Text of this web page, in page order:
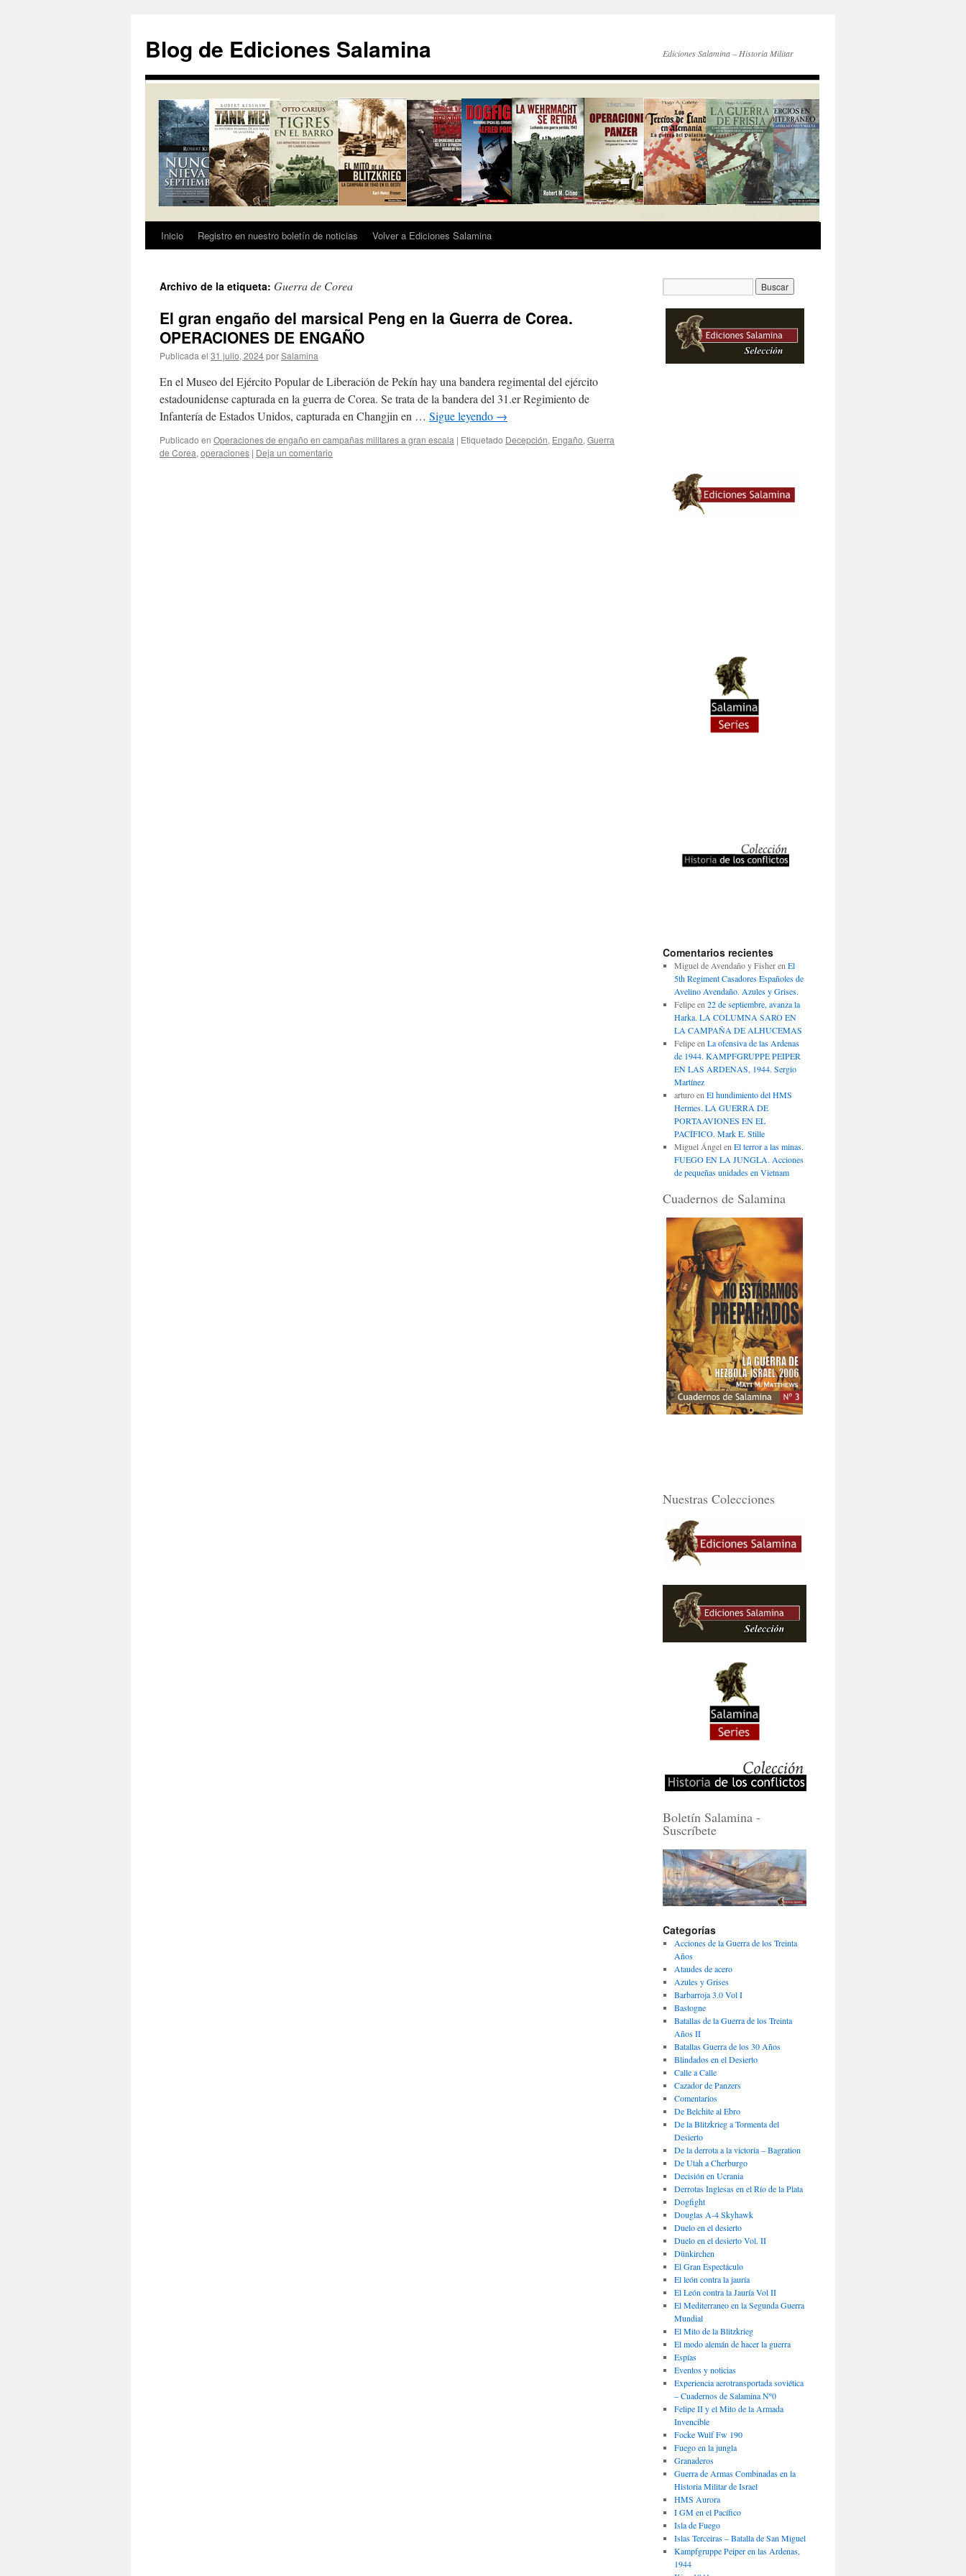
contenido
Blog de Ediciones Salamina Ediciones Salamina – Historia Militar
Inicio Registro en nuestro boletín de noticias Volver a Ediciones Salamina
Archivo de la etiqueta: Guerra de Corea
El gran engaño del marsical Peng en la Guerra de Corea.
OPERACIONES DE ENGAÑO
Publicada el 31 julio, 2024porSalamina
En el Museo del Ejército Popular de Liberación de Pekín hay una bandera regimental del ejército
estadounidense capturada en la guerra de Corea. Se trata de la bandera del 31.er Regimiento de
Infantería de Estados Unidos, capturada en Changjin en … Sigue leyendo →
Publicado en Operaciones de engaño en campañas militares a gran escala | Etiquetado Decepción, Engaño, Guerra
de Corea, operaciones | Deja un comentario
Comentarios recientes
Miguel de Avendaño y Fisheren El
5th Regiment Casadores Españoles de
Avelino Avendaño. Azules y Grises.
Felipeen 22 de septiembre, avanza la
Harka. LA COLUMNA SARO EN
LA CAMPAÑA DE ALHUCEMAS
Felipeen La ofensiva de las Ardenas
de 1944. KAMPFGRUPPE PEIPER
EN LAS ARDENAS, 1944. Sergio
Martínez
arturoen El hundimiento del HMS
Hermes. LA GUERRA DE
PORTAAVIONES EN EL
PACÍFICO. Mark E. Stille
Miguel Ángelen El terror a las minas.
FUEGO EN LA JUNGLA. Acciones
de pequeñas unidades en Vietnam
Cuadernos de Salamina
Nuestras Colecciones
Boletín Salamina -
Suscríbete
Categorías
Acciones de la Guerra de los Treinta
Años
Ataudes de acero
Azules y Grises
Barbarroja 3.0 Vol I
Bastogne
Batallas de la Guerra de los Treinta
Años II
Batallas Guerra de los 30 Años
Blindados en el Desierto
Calle a Calle
Cazador de Panzers
Comentarios
De Belchite al Ebro
De la Blitzkrieg a Tormenta del
Desierto
De la derrota a la victoria – Bagration
De Utah a Cherburgo
Decisión en Ucrania
Derrotas Inglesas en el Río de la Plata
Dogfight
Douglas A-4 Skyhawk
Duelo en el desierto
Duelo en el desierto Vol. II
Dünkirchen
El Gran Espectáculo
El león contra la jauría
El León contra la Jauría Vol II
El Mediterraneo en la Segunda Guerra
Mundial
El Mito de la Blitzkrieg
El modo alemán de hacer la guerra
Espías
Eventos y noticias
Experiencia aerotransportada soviética
– Cuadernos de Salamina Nº0
Felipe II y el Mito de la Armada
Invencible
Focke Wulf Fw 190
Fuego en la jungla
Granaderos
Guerra de Armas Combinadas en la
Historia Militar de Israel
HMS Aurora
I GM en el Pacífico
Isla de Fuego
Islas Terceiras – Batalla de San Miguel
Kampfgruppe Peiper en las Ardenas,
1944